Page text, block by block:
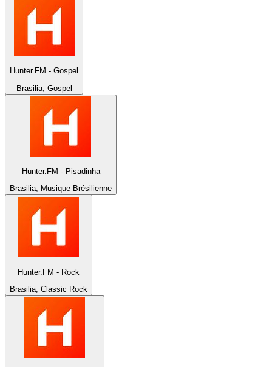
Hunter.FM - Gospel
Brasilia, Gospel
Hunter.FM - Pisadinha
Brasilia, Musique Brésilienne
Hunter.FM - Rock
Brasilia, Classic Rock